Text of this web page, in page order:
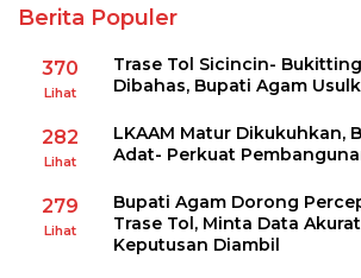
Berita Populer
370
Lihat
Trase Tol Sicincin-
Dibahas, Bupati Agam
282
Lihat
LKAAM Matur Dikukuhkan,
Adat- Perkuat
279
Lihat
Bupati Agam Dorong
Trase Tol, Minta Data
Keputusan Diambil